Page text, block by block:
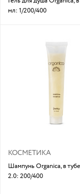
мл: 1/200/400
КОСМЕТИКА
Шампунь Organica, в
2.0: 200/400